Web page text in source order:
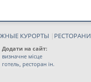
КУРОРТЫ | РЕСТОРАНИ
Додати на сайт:
визначне місце
готель, ресторан ін.